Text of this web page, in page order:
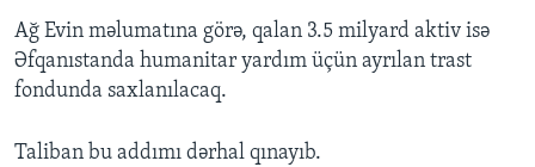
Ağ Evin məlumatına görə, qalan 3.5 milyard aktiv isə
Əfqanıstanda humanitar yardım üçün ayrılan trast
fondunda saxlanılacaq.
Taliban bu addımı dərhal qınayıb.